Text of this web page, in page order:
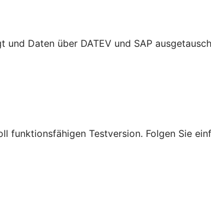
Daten über DATEV und SAP
funktionsfähigen Testversion. Folgen Sie